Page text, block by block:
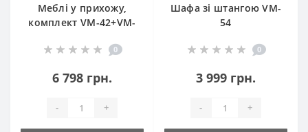
Меблі у прихожу,
комплект VM-42+VM-
0
6 798 грн.
- +
Шафа зі штангою VM-
54
0
3 999 грн.
- +